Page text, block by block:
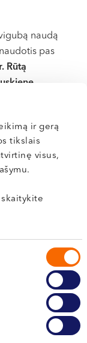
ir gerą
tikslais
visus,
naudą
pas
Rūtą
303 ir